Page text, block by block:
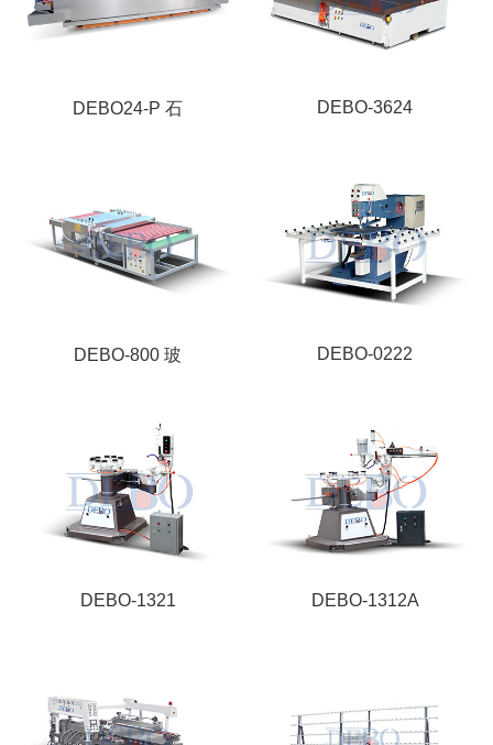
DEBO24-P 石 DEBO-3624
DEBO-800 玻 DEBO-0222
DEBO-1321 DEBO-1312A